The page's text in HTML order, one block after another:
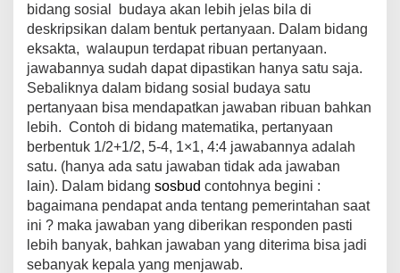
bidang sosial budaya akan lebih jelas bila di
deskripsikan dalam bentuk pertanyaan. Dalam bidang
eksakta, walaupun terdapat ribuan pertanyaan.
jawabannya sudah dapat dipastikan hanya satu saja.
Sebaliknya dalam bidang sosial budaya satu
pertanyaan bisa mendapatkan jawaban ribuan bahkan
lebih. Contoh di bidang matematika, pertanyaan
berbentuk 1/2+1/2, 5-4, 1×1, 4:4 jawabannya adalah
satu. (hanya ada satu jawaban tidak ada jawaban
lain). Dalam bidang sosbud contohnya begini :
bagaimana pendapat anda tentang pemerintahan saat
ini ? maka jawaban yang diberikan responden pasti
lebih banyak, bahkan jawaban yang diterima bisa jadi
sebanyak kepala yang menjawab.